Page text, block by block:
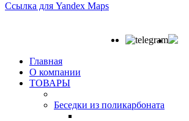
Ссылка для Yandex Maps
Главная
О компании
ТОВАРЫ
Беседки из поликарбоната